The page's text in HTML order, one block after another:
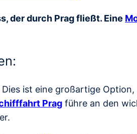
der durch Prag fließt. Eine
Dies ist eine großartige
Prag führe an den